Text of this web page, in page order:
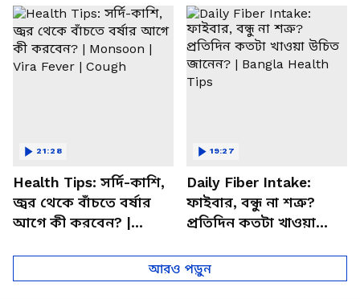
Health Tips: সর্দি-কাশি,
জ্বর থেকে বাঁচতে বর্ষার
আগে কী করবেন? |
21:28
Daily Fiber Intake:
ফাইবার, বন্ধু না শত্রু?
প্রতিদিন কতটা খাওয়া
Health Tips
19:27
আরও পড়ুন